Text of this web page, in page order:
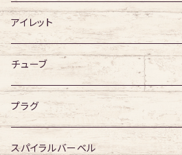
ジュエル有り
アクリル
ジュエル有り
316Lサージカルステンレス
デザイン無し
デザイン有り
アクリル
アイレット
シングルフレア
ダブルフレア
チューブ
デザイン無し
デザイン有り
プラグ
デザイン無し
スパイラルバーベル